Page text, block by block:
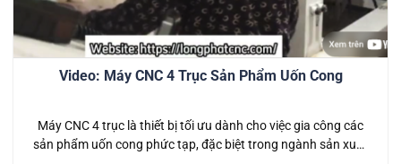
Video: Máy CNC 4 Trục Sản Phẩm Uốn Cong
Máy CNC 4 trục là thiết bị tối ưu dành cho việc gia công các
sản phẩm uốn cong phức tạp, đặc biệt trong ngành sản xuất